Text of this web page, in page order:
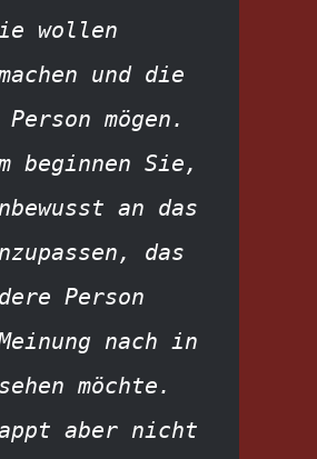
wollen
und die
mögen.
beginnen Sie,
an das
das
Person
nach in
möchte.
aber nicht